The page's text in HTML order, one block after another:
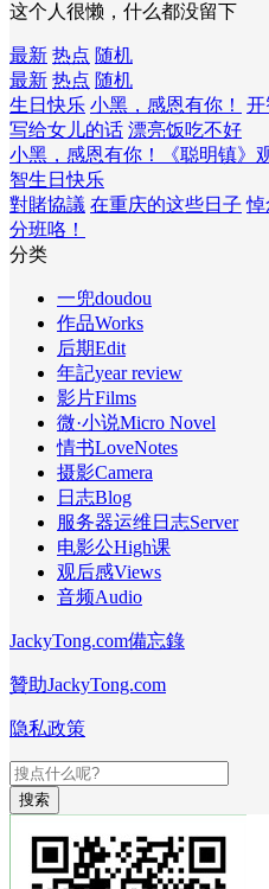
这个人很懒，什么都没留下
最新 热点 随机
最新 热点 随机
生日快乐 小黑，感恩有你！ 开
写给女儿的话 漂亮饭吃不好
小黑，感恩有你！
《聪明镇》
智生日快乐
對賭協議 在重庆的这些日子 悼
分班咯！
分类
一兜doudou
作品Works
后期Edit
年記year review
影片Films
微·小说Micro Novel
情书LoveNotes
摄影Camera
日志Blog
服务器运维日志Server
电影公High课
观后感Views
音频Audio
JackyTong.com備忘錄
贊助JackyTong.com
隐私政策
搜索